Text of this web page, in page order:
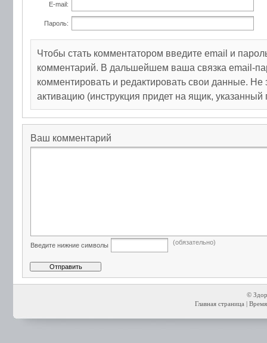
E-mail:
Пароль:
Чтобы стать комментатором введите email и
комментарий. В дальшейшем ваша связка email-
комментировать и редактировать свои данные. Не
активацию (инструкция придет на ящик, указанный
Ваш комментарий
Введите нижние символы (обязательно)
©
Главная страница |